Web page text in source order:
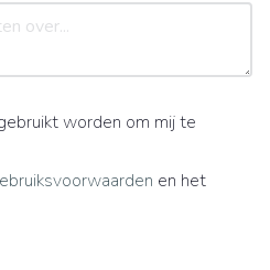
worden om mij te
en het